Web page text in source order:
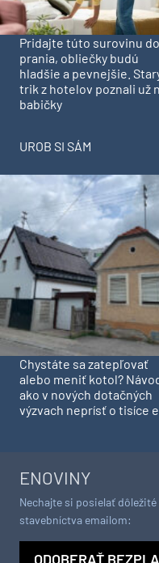
Pridajte túto surovinu do
prania, obliečky budú
hladšie a pevnejšie.
trik z hotelov poznali už
babičky
UROB SI SÁM
Chystáte sa zatepľovať
alebo meniť kotol?
ako v nových dotačných
výzvach neprísť o tisíce
ENOVINY
Nechajte si posielať
stavebníctva emailom:
ODOBERAŤ